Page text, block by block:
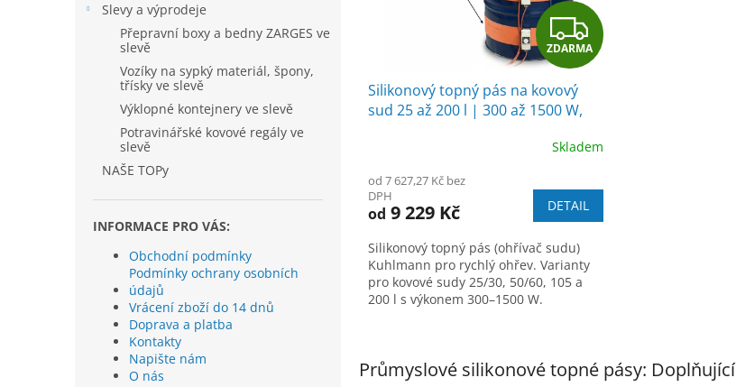
Slevy a výprodeje
Přepravní boxy a bedny ZARGES ve
slevě
Vozíky na sypký materiál, špony,
třísky ve slevě
Výklopné kontejnery ve slevě
Potravinářské kovové regály ve
slevě
NAŠE TOPy
INFORMACE PRO VÁS:
Obchodní podmínky
Podmínky ochrany osobních
údajů
Vrácení zboží do 14 dnů
Doprava a platba
Kontakty
Napište nám
O nás
Z
D
R
M
A
ZDARMA
Silikonový topný pás na kovový
sud 25 až 200 l | 300 až 1500 W,
Skladem
od 7 627,27 Kč bez
DPH
od 9 229 Kč DETAIL
Silikonový topný pás (ohřívač sudu)
Kuhlmann pro rychlý ohřev. Varianty
pro kovové sudy 25/30, 50/60, 105 a
200 l s výkonem 300–1500 W.
upínáním pomocí pružiny.
Průmyslové silikonové topné pásy: